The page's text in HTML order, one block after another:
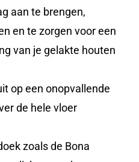
aan te brengen,
en te zorgen voor een
van je gelakte houten
op een onopvallende
de hele vloer
zoals de Bona